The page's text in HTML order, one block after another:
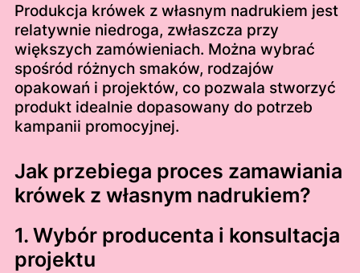
Produkcja krówek z własnym nadrukiem jest
relatywnie niedroga, zwłaszcza przy
większych zamówieniach. Można wybrać
spośród różnych smaków, rodzajów
opakowań i projektów, co pozwala stworzyć
produkt idealnie dopasowany do potrzeb
kampanii promocyjnej.
Jak przebiega proces zamawiania
krówek z własnym nadrukiem?
1. Wybór producenta i konsultacja
projektu